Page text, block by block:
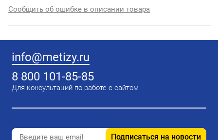
Сообщить об ошибке в описании товара
info@metizy.ru
8 800 101-85-85
Для консультаций по работе с сайтом
Подписаться на новости